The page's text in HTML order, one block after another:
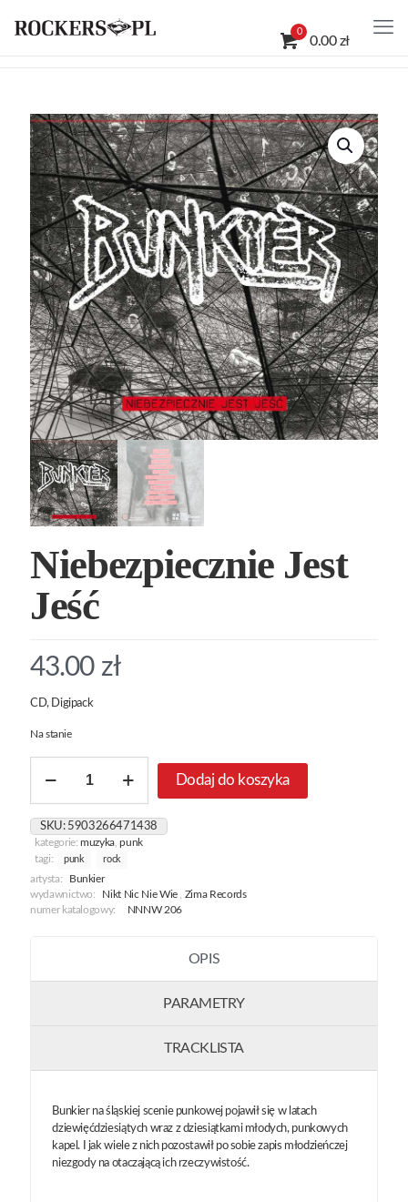
0
0.00 zł
Niebezpiecznie Jest
Jeść
43.00 zł
CD, Digipack
Na stanie
Niebezpiecznie
Jeść
Dodaj do koszyka
SKU: 5903266471438
kategorie:muzyka ,punk
tagi:
punk rock
artysta:
Bunkier
wydawnictwo:
Nikt Nic Nie Wie, Zima Records
numer katalogowy:
NNNW 206
OPIS
PARAMETRY
TRACKLISTA
Bunkier na śląskiej scenie punkowej pojawił się w latach
dziewięćdziesiątych wraz z dziesiątkami młodych, punkowych
kapel. I jak wiele z nich pozostawił po sobie zapis młodzieńczej
niezgody na otaczającą ich rzeczywistość.